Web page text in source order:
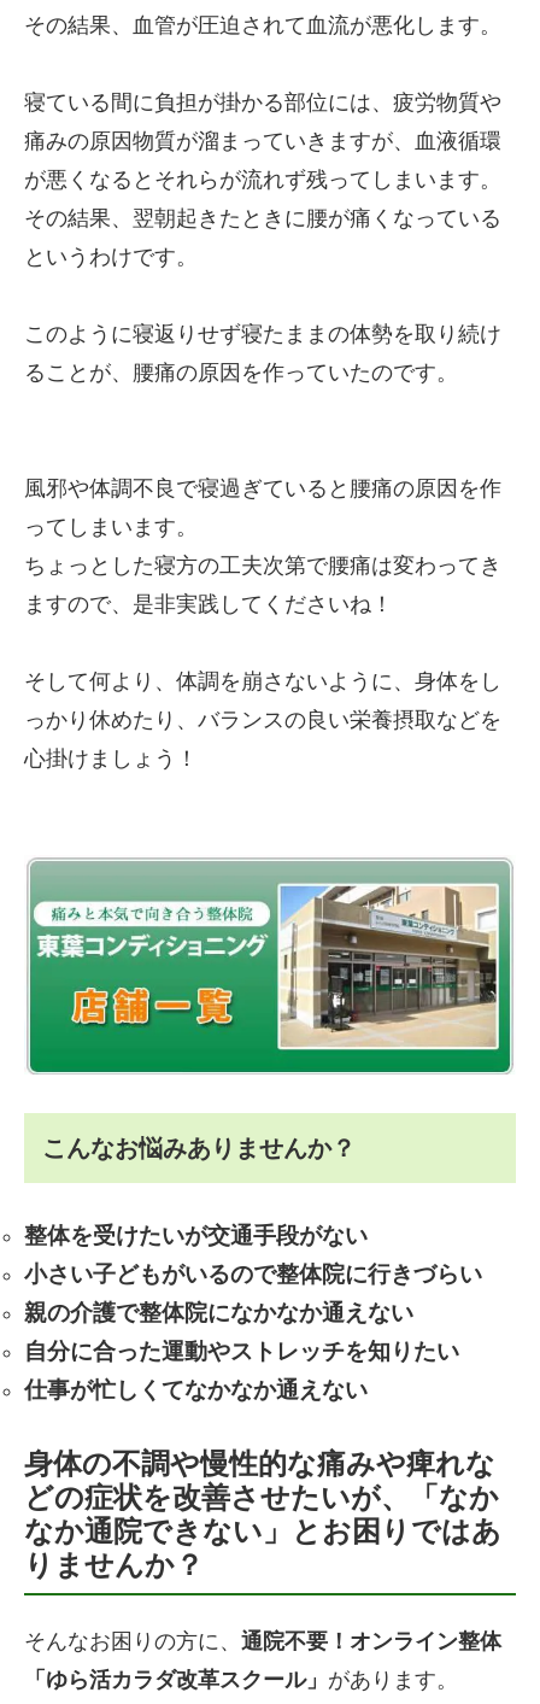
その結果、血管が圧迫されて血流が悪化します。
寝ている間に負担が掛かる部位には、疲労物質や
痛みの原因物質が溜まっていきますが、血液循環
が悪くなるとそれらが流れず残ってしまいます。
その結果、翌朝起きたときに腰が痛くなっている
というわけです。
このように寝返りせず寝たままの体勢を取り続け
ることが、腰痛の原因を作っていたのです。
風邪や体調不良で寝過ぎていると腰痛の原因を作
ってしまいます。
ちょっとした寝方の工夫次第で腰痛は変わってき
ますので、是非実践してくださいね！
そして何より、体調を崩さないように、身体をし
っかり休めたり、バランスの良い栄養摂取などを
心掛けましょう！
こんなお悩みありませんか？
整体を受けたいが交通手段がない
小さい子どもがいるので整体院に行きづらい
親の介護で整体院になかなか通えない
自分に合った運動やストレッチを知りたい
仕事が忙しくてなかなか通えない
身体の不調や慢性的な痛みや痺れな
どの症状を改善させたいが、「なか
なか通院できない」とお困りではあ
りませんか？
そんなお困りの方に、 通院不要！オンライン整体
「ゆら活カラダ改革スクール」 があります。